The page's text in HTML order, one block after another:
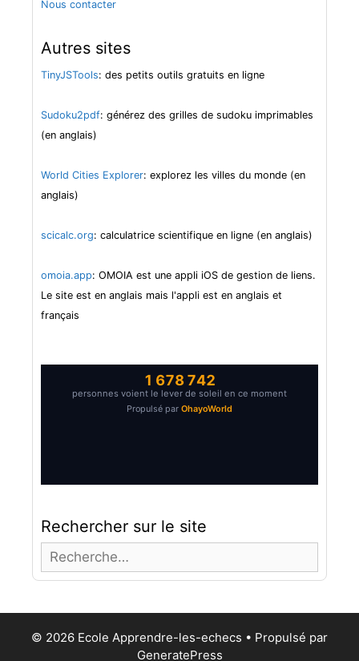
Nous contacter
Autres sites
TinyJSTools: des petits outils gratuits en ligne
Sudoku2pdf: générez des grilles de sudoku imprimables
(en anglais)
World Cities Explorer: explorez les villes du monde (en
anglais)
scicalc.org: calculatrice scientifique en ligne (en anglais)
omoia.app: OMOIA est une appli iOS de gestion de liens.
Le site est en anglais mais l'appli est en anglais et
français
Rechercher sur le site
e
h
e
© 2026 Ecole Apprendre-les-echecs • Propulsé par
GeneratePress